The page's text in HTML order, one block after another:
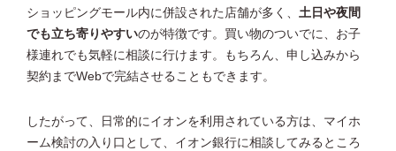
ショッピングモール内に併設された店舗が多く、 土日や夜間
でも立ち寄りやすいのが特徴です。買い物のついでに、お子
様連れでも気軽に相談に行けます。もちろん、申し込みから
契約までWebで完結させることもできます。
したがって、日常的にイオンを利用されている方は、マイホ
ーム検討の入り口として、イオン銀行に相談してみるところ